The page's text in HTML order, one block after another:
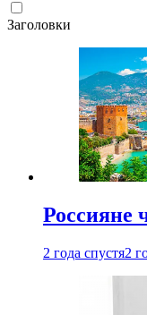
Заголовки
Россияне
2 года спустя2